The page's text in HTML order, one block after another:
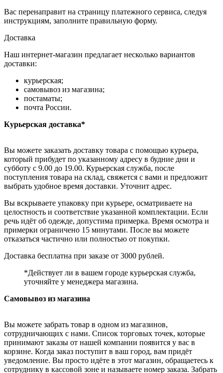
Вас перенаправит на страницу платежного сервиса, следуя
инструкциям, заполните правильную форму.
Доставка
Наш интернет-магазин предлагает несколько вариантов
доставки:
курьерская;
самовывоз из магазина;
постаматы;
почта России.
Курьерская доставка*
Вы можете заказать доставку товара с помощью курьера,
который прибудет по указанному адресу в будние дни и
субботу с 9.00 до 19.00. Курьерская служба, после
поступления товара на склад, свяжется с вами и предложит
выбрать удобное время доставки. Уточнит адрес.
Вы вскрываете упаковку при курьере, осматриваете на
целостность и соответствие указанной комплектации. Если
речь идёт об одежде, допустима примерка. Время осмотра и
примерки ограничено 15 минутами. После вы можете
отказаться частично или полностью от покупки.
Доставка бесплатна при заказе от 3000 рублей.
*Действует ли в вашем городе курьерская служба,
уточняйте у менеджера магазина.
Самовывоз из магазина
Вы можете забрать товар в одном из магазинов,
сотрудничающих с нами. Список торговых точек, которые
принимают заказы от нашей компании появится у вас в
корзине. Когда заказ поступит в ваш город, вам придёт
уведомление. Вы просто идёте в этот магазин, обращаетесь к
сотруднику в кассовой зоне и называете номер заказа. Забрать